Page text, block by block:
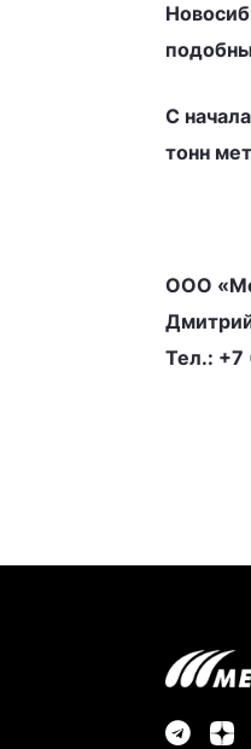
С
тонн
ООО
Тел.: